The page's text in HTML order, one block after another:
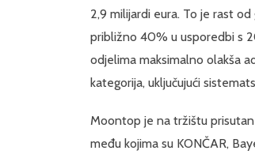
2,9 milijardi eura. To je rast
približno 40% u usporedbi s
odjelima maksimalno olakša
kategorija, uključujući
Moontop je na tržištu
među kojima su KONČAR,